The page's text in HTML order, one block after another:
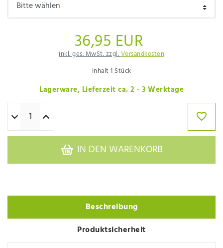
36,95 EUR
inkl. ges. MwSt. zzgl.Versandkosten
Inhalt1 Stück
Lagerware, Lieferzeit ca. 2 - 3 Werktage
IN DEN WARENKORB
Beschreibung
Produktsicherheit